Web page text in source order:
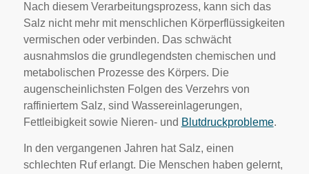
Nach diesem Verarbeitungsprozess, kann sich das
Salz nicht mehr mit menschlichen Körperflüssigkeiten
vermischen oder verbinden. Das schwächt
ausnahmslos die grundlegendsten chemischen und
metabolischen Prozesse des Körpers. Die
augenscheinlichsten Folgen des Verzehrs von
raffiniertem Salz, sind Wassereinlagerungen,
Fettleibigkeit sowie Nieren- und Blutdruckprobleme.
In den vergangenen Jahren hat Salz, einen
schlechten Ruf erlangt. Die Menschen haben gelernt,